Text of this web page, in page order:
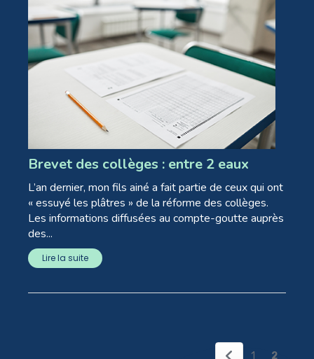
Brevet des collèges : entre 2 eaux
L’an dernier, mon fils ainé a fait partie de ceux qui ont
« essuyé les plâtres » de la réforme des collèges.
Les informations diffusées au compte-goutte auprès
des...
Lire la suite
1 2